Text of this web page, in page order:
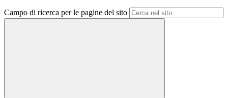
Campo di ricerca per le pagine del sito